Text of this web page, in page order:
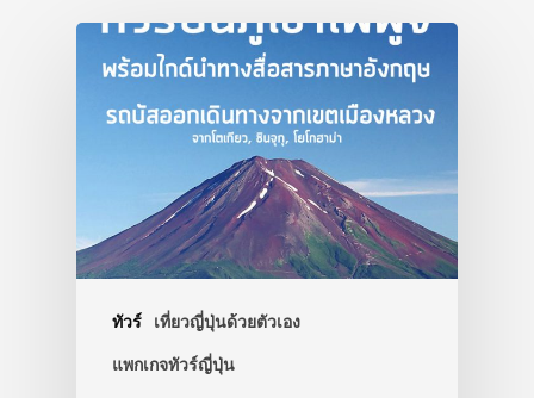
ทัวร์ เที่ยวญี่ปุ่นด้วยตัวเอง
แพกเกจทัวร์ญี่ปุ่น